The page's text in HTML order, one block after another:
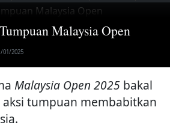
Malaysia Open
01/2025
Malaysia Open 2025 bakal
tumpuan membabitkan